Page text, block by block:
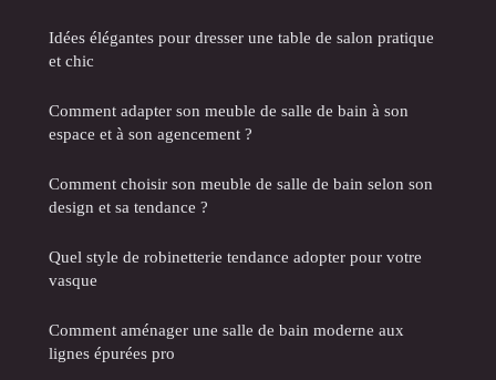
Idées élégantes pour dresser une table de salon pratique
et chic
Comment adapter son meuble de salle de bain à son
espace et à son agencement ?
Comment choisir son meuble de salle de bain selon son
design et sa tendance ?
Quel style de robinetterie tendance adopter pour votre
vasque
Comment aménager une salle de bain moderne aux
lignes épurées pro